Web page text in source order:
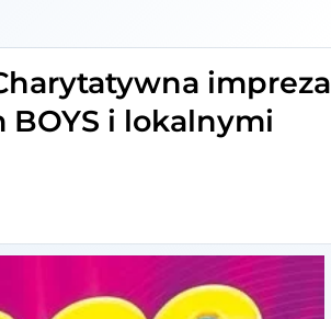
impreza
BOYS i lokalnymi